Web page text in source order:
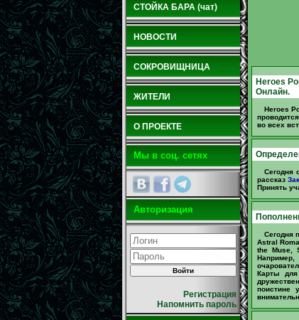
СТОЙКА БАРА (чат)
НОВОСТИ
СОКРОВИЩНИЦА
ЖИТЕЛИ
О ПРОЕКТЕ
Мы в соц. сетях
Авторизация
Регистрация
Напомнить пароль
Heroes
Онлайн.
Heroes
во всех
Сегодня
рассказ
Принять
Сегодня
Astral
the Muse,
Карты для
поистине